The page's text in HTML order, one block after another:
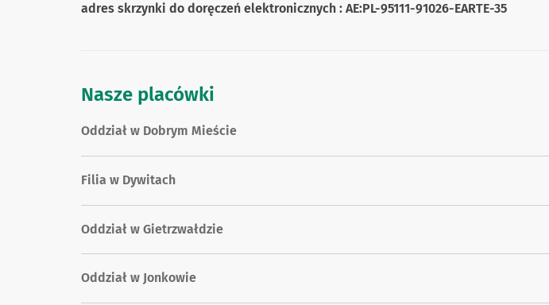
adres skrzynki do doręczeń elektronicznych : AE:PL-95111-91026-EARTE-35
Nasze placówki
Oddział w Dobrym Mieście
Filia w Dywitach
Oddział w Gietrzwałdzie
Oddział w Jonkowie